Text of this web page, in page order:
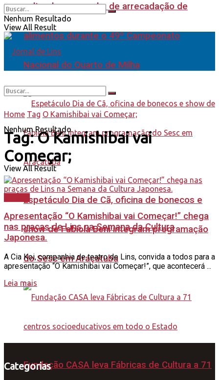
cultural e campanha de arrecadação de
alimentos durante o 49º Campeonato
Nacional do Quarto de Milha
Espetáculo Dia de Cã, oficina de bonecos e
show de Fabiola Beni integram programação
do Sesc em Araçatuba
Fundação CASA leva Fábricas de Cultura a 71
Nenhum Resultado
View All Result
Nenhum Resultado
View All Result
Home Tag O Kamishibai vai Começar;
Tag:O Kamishibai vai
Começar;
Apresentação “O Kamishibai vai Começar!” chega
nas praças de Lins na Semana da Cultura
Japonesa.
A Cia Koi, companhia de teatro de Lins, convida a todos para a
apresentação “O Kamishibai vai Começar!”, que acontecerá ...
Leia mais
Categorias